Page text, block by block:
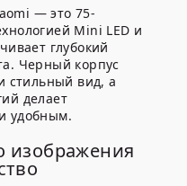
— это 75-
Mini LED и
глубокий
Черный корпус
стильный вид, а
делает
удобным.
изображения